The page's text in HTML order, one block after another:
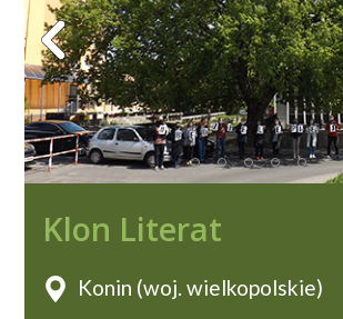
Klon Literat
Konin (woj. wielkopolskie)